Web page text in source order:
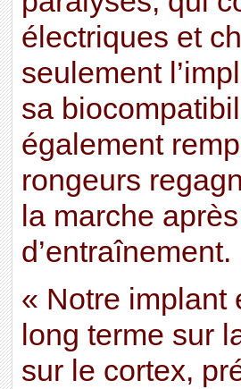
électriques et
seulement
sa
également
rongeurs
la marche
d’entraînement.
« Notre implant
long terme sur
sur le cortex,